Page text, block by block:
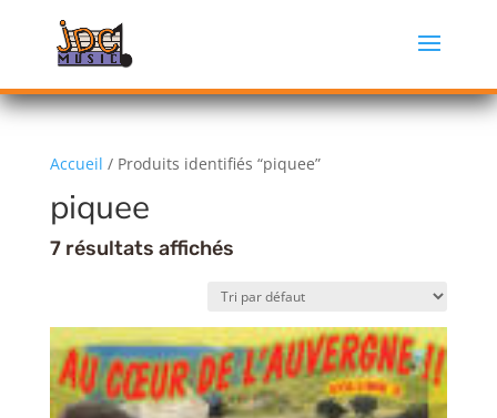
Accueil / Produits identifiés “piquee”
piquee
7 résultats affichés